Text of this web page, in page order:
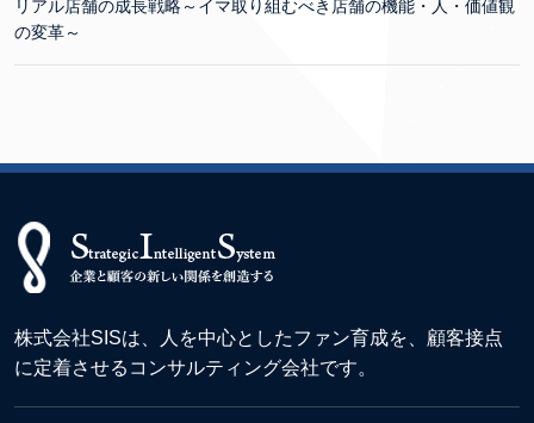
リアル店舗の成長戦略～イマ取り組むべき店舗の機能・人・価値観
の変革～
株式会社SISは、人を中心としたファン育成を、顧客接点
に定着させるコンサルティング会社です。